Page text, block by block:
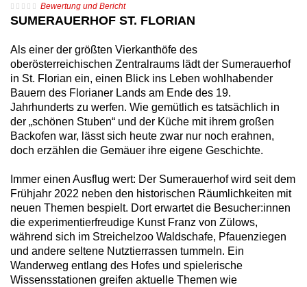
Bewertung und Bericht
SUMERAUERHOF ST. FLORIAN
Als einer der größten Vierkanthöfe des
oberösterreichischen Zentralraums lädt der Sumerauerhof
in St. Florian ein, einen Blick ins Leben wohlhabender
Bauern des Florianer Lands am Ende des 19.
Jahrhunderts zu werfen. Wie gemütlich es tatsächlich in
der „schönen Stuben“ und der Küche mit ihrem großen
Backofen war, lässt sich heute zwar nur noch erahnen,
doch erzählen die Gemäuer ihre eigene Geschichte.
Immer einen Ausflug wert: Der Sumerauerhof wird seit dem
Frühjahr 2022 neben den historischen Räumlichkeiten mit
neuen Themen bespielt. Dort erwartet die Besucher:innen
die experimentierfreudige Kunst Franz von Zülows,
während sich im Streichelzoo Waldschafe, Pfauenziegen
und andere seltene Nutztierrassen tummeln. Ein
Wanderweg entlang des Hofes und spielerische
Wissensstationen greifen aktuelle Themen wie